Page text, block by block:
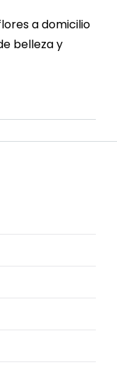
a domicilio
belleza y